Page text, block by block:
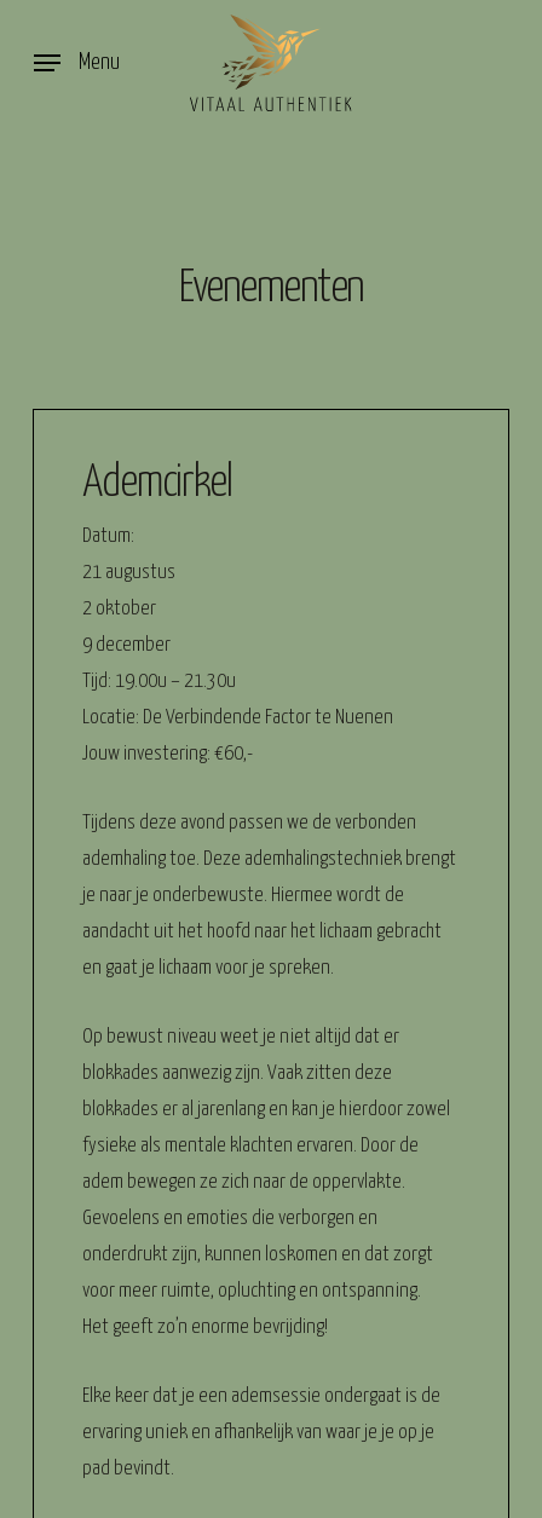
Menu
Evenementen
Ademcirkel
Datum:
21 augustus
2 oktober
9 december
Tijd: 19.00u – 21.30u
Locatie: De Verbindende Factor te Nuenen
Jouw investering: €60,-
Tijdens deze avond passen we de verbonden
ademhaling toe. Deze ademhalingstechniek brengt
je naar je onderbewuste. Hiermee wordt de
aandacht uit het hoofd naar het lichaam gebracht
en gaat je lichaam voor je spreken.
Op bewust niveau weet je niet altijd dat er
blokkades aanwezig zijn. Vaak zitten deze
blokkades er al jarenlang en kan je hierdoor zowel
fysieke als mentale klachten ervaren. Door de
adem bewegen ze zich naar de oppervlakte.
Gevoelens en emoties die verborgen en
onderdrukt zijn, kunnen loskomen en dat zorgt
voor meer ruimte, opluchting en ontspanning.
Het geeft zo’n enorme bevrijding!
Elke keer dat je een ademsessie ondergaat is de
ervaring uniek en afhankelijk van waar je je op je
pad bevindt.